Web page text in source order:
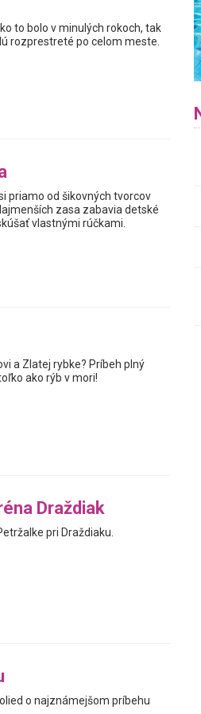
to bolo v minulých rokoch, tak
rozprestreté po celom meste.
priamo od šikovných tvorcov
zasa zabavia detské
vlastnými rúčkami.
a Zlatej rybke? Príbeh plný
ako rýb v mori!
Draždiak
pri Draždiaku.
o najznámejšom príbehu